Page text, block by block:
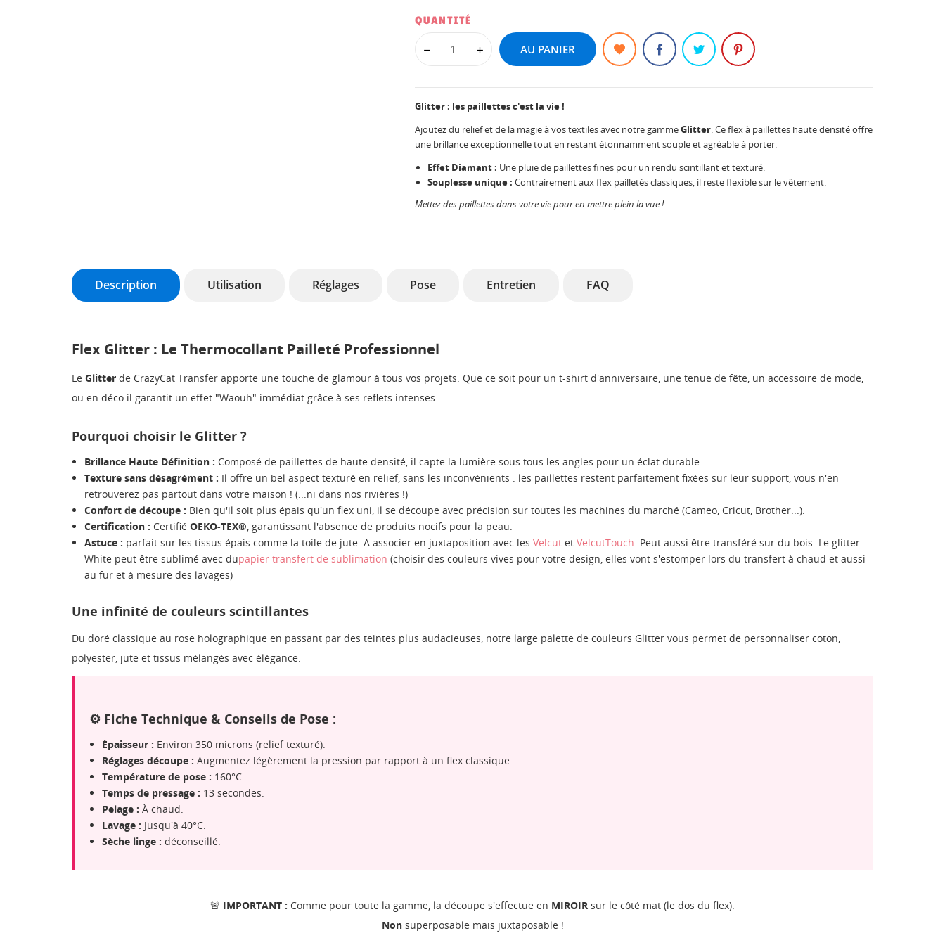
QUANTITÉ
AU PANIER
Glitter : les paillettes c'est la vie !
Ajoutez du relief et de la magie à vos textiles avec notre gammeGlitter. Ce flex à paillettes haute densité offre
une brillance exceptionnelle tout en restant étonnamment souple et agréable à porter.
Effet Diamant : Une pluie de paillettes fines pour un rendu scintillant et texturé.
Souplesse unique : Contrairement aux flex pailletés classiques, il reste flexible sur le vêtement.
Mettez des paillettes dans votre vie pour en mettre plein la vue !
Description Utilisation Réglages Pose Entretien FAQ
Flex Glitter : Le Thermocollant Pailleté Professionnel
Le Glitter de CrazyCat Transfer apporte une touche de glamour à tous vos projets. Que ce soit pour un t-shirt d'anniversaire, une tenue de fête, un accessoire de mode,
ou en déco il garantit un effet "Waouh" immédiat grâce à ses reflets intenses.
Pourquoi choisir le Glitter ?
Brillance Haute Définition : Composé de paillettes de haute densité, il capte la lumière sous tous les angles pour un éclat durable.
Texture sans désagrément : Il offre un bel aspect texturé en relief, sans les inconvénients : les paillettes restent parfaitement fixées sur leur support, vous n'en
retrouverez pas partout dans votre maison ! (...ni dans nos rivières !)
Confort de découpe : Bien qu'il soit plus épais qu'un flex uni, il se découpe avec précision sur toutes les machines du marché (Cameo, Cricut, Brother...).
Certification : Certifié OEKO-TEX® , garantissant l'absence de produits nocifs pour la peau.
Astuce : parfait sur les tissus épais comme la toile de jute. A associer en juxtaposition avec les Velcut et VelcutTouch . Peut aussi être transféré sur du bois. Le glitter
White peut être sublimé avec dupapier transfert de sublimation (choisir des couleurs vives pour votre design, elles vont s'estomper lors du transfert à chaud et aussi
au fur et à mesure des lavages)
Une infinité de couleurs scintillantes
Du doré classique au rose holographique en passant par des teintes plus audacieuses, notre large palette de couleurs Glitter vous permet de personnaliser coton,
polyester, jute et tissus mélangés avec élégance.
⚙️ Fiche Technique & Conseils de Pose :
Épaisseur : Environ 350 microns (relief texturé).
Réglages découpe : Augmentez légèrement la pression par rapport à un flex classique.
Température de pose : 160°C.
Temps de pressage : 13 secondes.
Pelage : À chaud.
Lavage : Jusqu'à 40°C.
Sèche linge : déconseillé.
🚨 IMPORTANT : Comme pour toute la gamme, la découpe s'effectue en MIROIR sur le côté mat (le dos du flex).
Nonsuperposable mais juxtaposable !
NOM DE LA LISTE D'ENVIES
CONNEXION